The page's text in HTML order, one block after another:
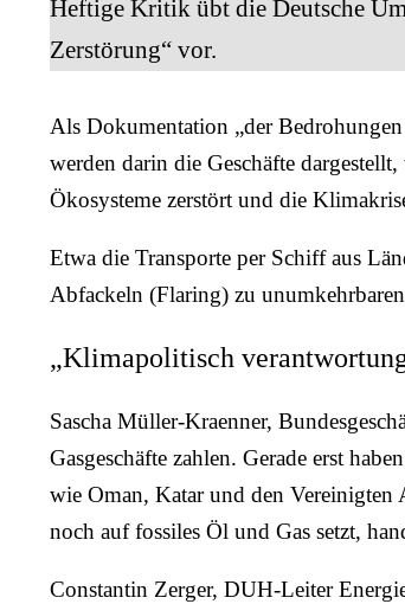
Heftige Kritik übt die Deutsche
Zerstörung“ vor.
Als Dokumentation „der
werden darin die Geschäfte
Ökosysteme zerstört und die
Etwa die Transporte per Schiff aus
Abfackeln (Flaring) zu
„Klimapolitisch
Sascha Müller-Kraenner,
Gasgeschäfte zahlen. Gerade erst
wie Oman, Katar und den Vereinigten
noch auf fossiles Öl und Gas setzt,
Constantin Zerger, DUH-Leiter